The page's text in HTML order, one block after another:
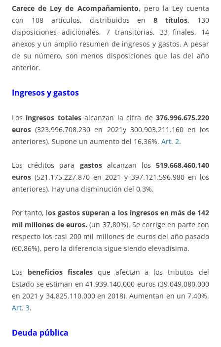
Carece de Ley de Acompañamiento, pero la Ley cuenta
con 108 artículos, distribuidos en8 títulos, 130
disposiciones adicionales, 7 transitorias, 33 finales, 14
anexos y un amplio resumen de ingresos y gastos. A pesar
de su número, son menos disposiciones que las del año
anterior.
Ingresos y gastos
Los ingresos totalesalcanzan la cifra de376.996.675.220
euros (323.996.708.230 en 2021y 300.903.211.160 en los
anteriores). Supone un aumento del 16,36%. Art. 2.
Los créditos para gastosalcanzan los 519.668.460.140
euros (521.175.227.870 en 2021 y 397.121.596.980 en los
anteriores). Hay una disminución del 0,3%.
Por tanto, los gastos superan a los ingresos en más de 142
mil millones de euros. (un 37,80%). Se corrige en parte con
respecto los casi 200 mil millones de euros del año pasado
(60,86%), pero la diferencia sigue siendo elevadísima.
Los beneficios fiscalesque afectan a los tributos del
Estado se estiman en 41.939.140.000 euros (39.049.080.000
en 2021 y 34.825.110.000 en 2018). Aumentan en un 7,40%.
Art. 3.
Deuda pública